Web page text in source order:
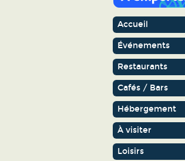
Accueil
Événements
Restaurants
Cafés / Bars
Hébergement
À visiter
Loisirs